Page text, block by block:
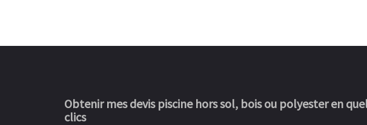
Obtenir mes devis piscine hors sol, bois ou polyester en
clics